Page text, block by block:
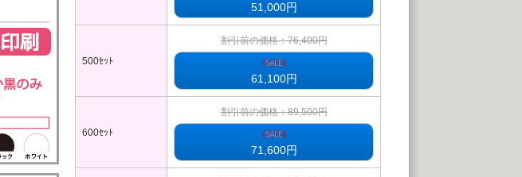
51,000円
500ｾｯﾄ
割引前の価格：76,400円
61,100円
600ｾｯﾄ
割引前の価格：89,500円
71,600円